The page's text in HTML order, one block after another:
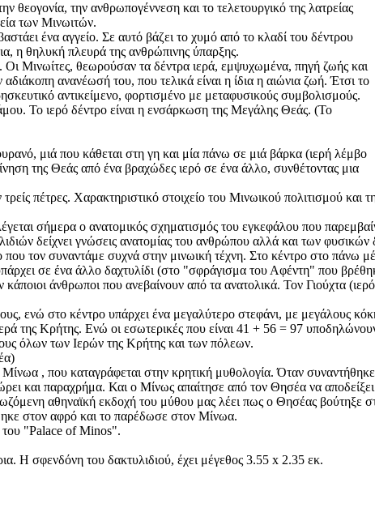
θεογονία, την ανθρωπογέννεση και το τελετουργικό της λατρείας
των Μινωιτών.
ένα αγγείο. Σε αυτό βάζει το χυμό από το κλαδί του δέντρου
η θηλυκή πλευρά της ανθρώπινης ύπαρξης.
Οι Μινωίτες, θεωρούσαν τα δέντρα ιερά, εμψυχωμένα, πηγή ζωής και
ανανέωσή του, που τελικά είναι η ίδια η αιώνια ζωή. Έτσι το
αντικείμενο, φορτισμένο με μεταφυσικούς συμβολισμούς.
Το ιερό δέντρο είναι η ενσάρκωση της Μεγάλης Θεάς. (Το
μιά που κάθεται στη γη και μία πάνω σε μιά βάρκα (ιερή λέμβο
της Θεάς από ένα βραχώδες ιερό σε ένα άλλο, συνθέτοντας μια
πέτρες. Χαρακτηριστικό στοιχείο του Μινωικού πολιτισμού και
σήμερα ο ανατομικός σχηματισμός του εγκεφάλου που
δείχνει γνώσεις ανατομίας του ανθρώπου αλλά και των
τον συναντάμε συχνά στην μινωική τέχνη. Στο κέντρο στο πάνω
σε ένα άλλο δαχτυλίδι (στο "σφράγισμα του Αφέντη" που
άνθρωποι που ανεβαίνουν από τα ανατολικά. Τον Γιούχτα
ενώ στο κέντρο υπάρχει ένα μεγαλύτερο στεφάνι, με μεγάλους
της Κρήτης. Ενώ οι εσωτερικές που είναι 41 + 56 = 97
όλων των Ιερών της Κρήτης και των πόλεων.
Μίνωα , που καταγράφεται στην κρητική μυθολογία. Όταν
και παραχρήμα. Και ο Μίνως απαίτησε από τον Θησέα να
αθηναϊκή εκδοχή του μύθου μας λέει πως ο Θησέας βούτηξε
στον αφρό και το παρέδωσε στον Μίνωα.
του "Palace of Minos".
Η σφενδόνη του δακτυλιδιού, έχει μέγεθος 3.55 x 2.35 εκ.